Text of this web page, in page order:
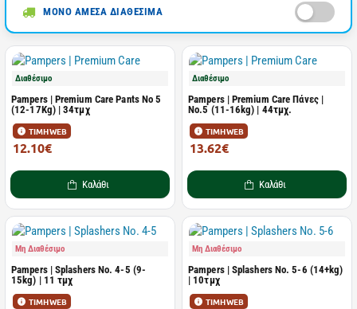
ΜΟΝΟ ΑΜΕΣΑ ΔΙΑΘΕΣΙΜΑ
Διαθέσιμο
Pampers | Premium Care Pants No 5
(12-17Kg) | 34τμχ
ΤΙΜΗ WEB
12.10€
Καλάθι
Διαθέσιμο
Pampers | Premium Care Πάνες |
Νο.5 (11-16kg) | 44τμχ.
ΤΙΜΗ WEB
13.62€
Καλάθι
Μη Διαθέσιμο
Pampers | Splashers No. 4-5 (9-
15kg) | 11 τμχ
ΤΙΜΗ WEB
Μη Διαθέσιμο
Pampers | Splashers No. 5-6 (14+kg)
| 10τμχ
ΤΙΜΗ WEB